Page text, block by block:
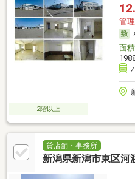
管
面積
2階以上
貸店舗・事務所
新潟県新潟市東区河